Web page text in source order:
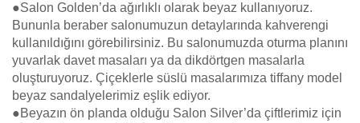
●Salon Golden’da ağırlıklı olarak beyaz kullanıyoruz.
Bununla beraber salonumuzun detaylarında kahverengi
kullanıldığını görebilirsiniz. Bu salonumuzda oturma planını
yuvarlak davet masaları ya da dikdörtgen masalarla
oluşturuyoruz. Çiçeklerle süslü masalarımıza tiffany model
beyaz sandalyelerimiz eşlik ediyor.
●Beyazın ön planda olduğu Salon Silver’da çiftlerimiz için